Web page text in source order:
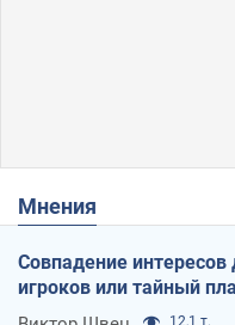
Мнения
Совпадение
игроков или тайный
12,1 т.